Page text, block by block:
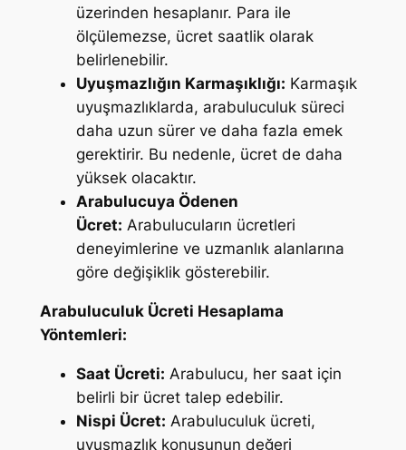
üzerinden hesaplanır. Para ile
ölçülemezse, ücret saatlik olarak
belirlenebilir.
Uyuşmazlığın Karmaşıklığı: Karmaşık
uyuşmazlıklarda, arabuluculuk süreci
daha uzun sürer ve daha fazla emek
gerektirir. Bu nedenle, ücret de daha
yüksek olacaktır.
Arabulucuya Ödenen
Ücret: Arabulucuların ücretleri
deneyimlerine ve uzmanlık alanlarına
göre değişiklik gösterebilir.
Arabuluculuk Ücreti Hesaplama
Yöntemleri:
Saat Ücreti: Arabulucu, her saat için
belirli bir ücret talep edebilir.
Nispi Ücret: Arabuluculuk ücreti,
uyuşmazlık konusunun değeri